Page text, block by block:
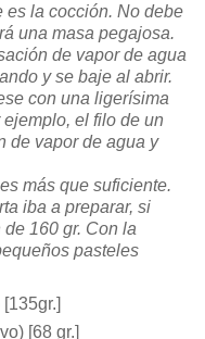
es la cocción. No debe
una masa pegajosa.
de vapor de agua
y se baje al abrir.
con una ligerísima
el filo de un
de vapor de agua y
más que suficiente.
iba a preparar, si
160 gr. Con la
pasteles
[68 gr.]